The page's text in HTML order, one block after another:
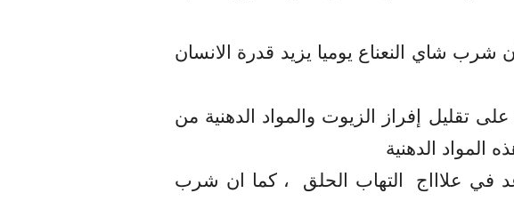
شرب شاي النعناع يوميا يزيد قدرة الانسان
تقليل إفراز الزيوت والمواد الدهنية من
الدهنية
في علاااج التهاب الحلق
، كما ان شرب